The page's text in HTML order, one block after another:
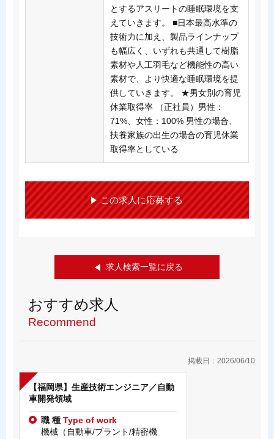
とするアスリートの睡眠環境を支
えていきます。 ■日本最高水準の
技術力に加え、製品ラインナップ
も幅広く、いずれも共通して樹脂
素材や人工羽毛など機能性の高い
素材で、より快適な睡眠環境を提
供していきます。 ★男女別の育児
休業取得率 （正社員）男性：
71%、女性：100% 男性の場合、
扶養家族の出生の場合の育児休業
取得率としている
この求人に応募する
求人検索一覧に戻る
おすすめ求人
Recommend
掲載日：2026/06/10
【福岡県】生産技術エンジニア／自動
車開発領域
職 種 Type of work
機械（自動車/プラント/精密機